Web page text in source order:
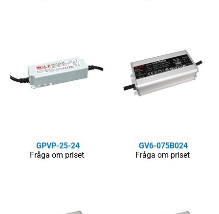
GPVP-25-24
Fråga om priset
GV6-075B024
Fråga om priset